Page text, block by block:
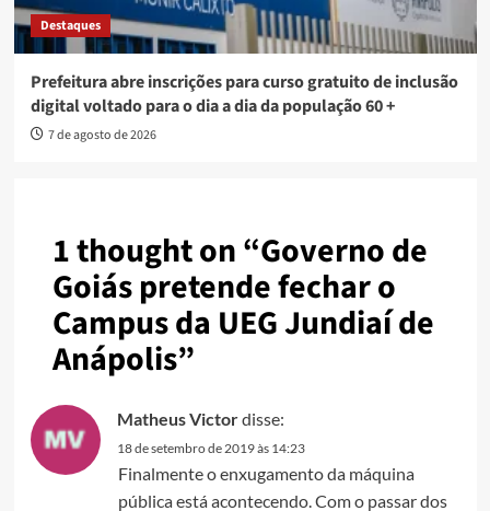
Destaques
Prefeitura abre inscrições para curso gratuito de inclusão
digital voltado para o dia a dia da população 60 +
7 de agosto de 2026
1 thought on “Governo de
Goiás pretende fechar o
Campus da UEG Jundiaí de
Anápolis”
Matheus Victordisse:
18 de setembro de 2019 às 14:23
Finalmente o enxugamento da máquina
pública está acontecendo. Com o passar dos